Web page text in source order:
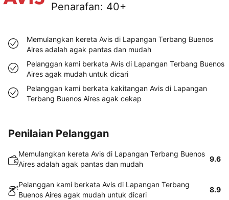
Penarafan: 40+
Memulangkan kereta Avis di Lapangan Terbang Buenos
Aires adalah agak pantas dan mudah
Pelanggan kami berkata Avis di Lapangan Terbang Buenos
Aires agak mudah untuk dicari
Pelanggan kami berkata kakitangan Avis di Lapangan
Terbang Buenos Aires agak cekap
Penilaian Pelanggan
Memulangkan kereta Avis di Lapangan Terbang Buenos
Aires adalah agak pantas dan mudah
9.6
Pelanggan kami berkata Avis di Lapangan Terbang
Buenos Aires agak mudah untuk dicari
8.9